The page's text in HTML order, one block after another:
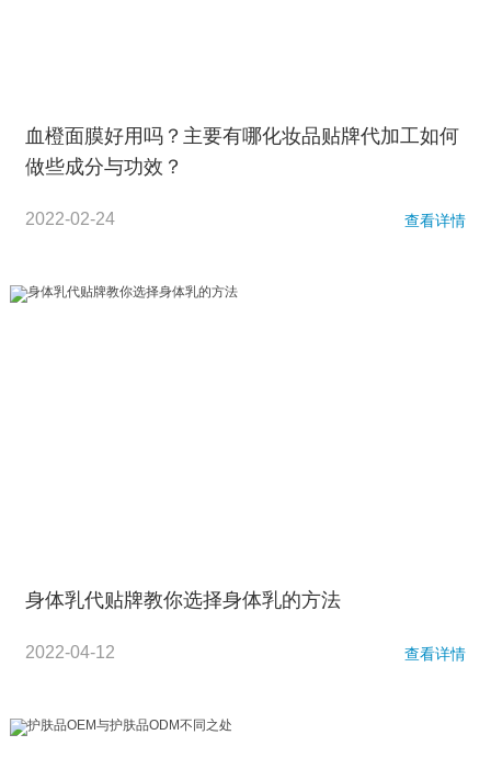
血橙面膜好用吗？主要有哪化妆品贴牌代加工如何
做些成分与功效？
2022-02-24 查看详情
身体乳代贴牌教你选择身体乳的方法
2022-04-12 查看详情